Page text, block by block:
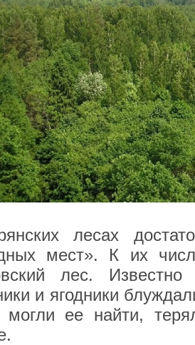
лесах
мест». К их
лес.
и ягодники
ее найти,